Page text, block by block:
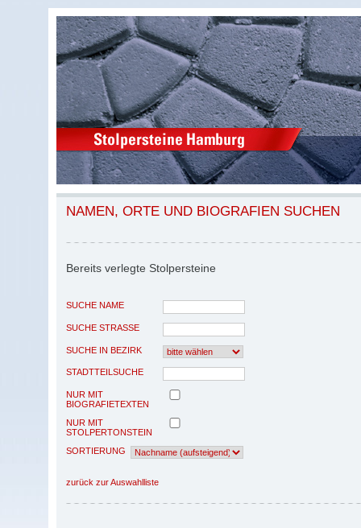
NAMEN, ORTE UND BIOGRAFIEN SUCHEN
Bereits verlegte Stolpersteine
SUCHE NAME
SUCHE STRASSE
SUCHE IN BEZIRK
STADTTEILSUCHE
NUR MIT
BIOGRAFIETEXTEN
NUR MIT
STOLPERTONSTEIN
SORTIERUNG
zurück zur Auswahlliste